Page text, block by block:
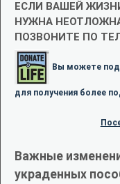
ЕСЛИ ВАШЕЙ
НУЖНА
ПОЗВОНИТЕ ПО
Вы можете
для получения более
Важные
украденных